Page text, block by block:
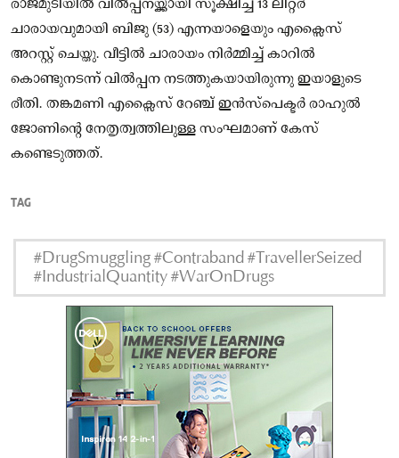
രാജമുടിയിൽ വിൽപ്പനയ്ക്കായി സൂക്ഷിച്ച 13 ലിറ്റർ
ചാരായവുമായി ബിജു (53) എന്നയാളെയും എക്സൈസ്
അറസ്റ്റ് ചെയ്തു. വീട്ടിൽ ചാരായം നിർമ്മിച്ച് കാറിൽ
കൊണ്ടുനടന്ന് വിൽപ്പന നടത്തുകയായിരുന്നു ഇയാളുടെ
രീതി. തങ്കമണി എക്സൈസ് റേഞ്ച് ഇൻസ്‌പെക്ടർ രാഹുൽ
ജോണിന്റെ നേതൃത്വത്തിലുള്ള സംഘമാണ് കേസ്
കണ്ടെടുത്തത്.
TAG
#DrugSmuggling #Contraband #TravellerSeized
#IndustrialQuantity #WarOnDrugs